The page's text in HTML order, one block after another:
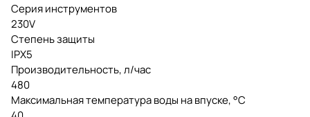
Серия инструментов
230V
Степень защиты
IPX5
Производительность, л/час
480
Максимальная температура воды на впуске, °C